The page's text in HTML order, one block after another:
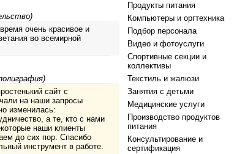
очень красивое и
во всемирной
сайт с
на наши запросы
изменилась:
а те, кто с нами
наши клиенты
до сих пор. Спасибо
инструмент в работе.
Продукты питания
Компьютеры и оргтехника
Подбор персонала
Видео и фотоуслуги
Спортивные секции и
коллективы
Текстиль и жалюзи
Занятия с детьми
Медицинские услуги
Производство продуктов
питания
Консультирование и
сертификация